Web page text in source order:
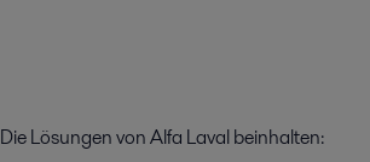
Die Lösungen von Alfa Laval beinhalten: